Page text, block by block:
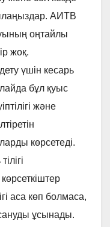
АИТВ
оңтайлы
жоқ.
үшін кесарь
бұл қуыс
және
көрсетеді.
аса көп болмаса,
ұсынады.